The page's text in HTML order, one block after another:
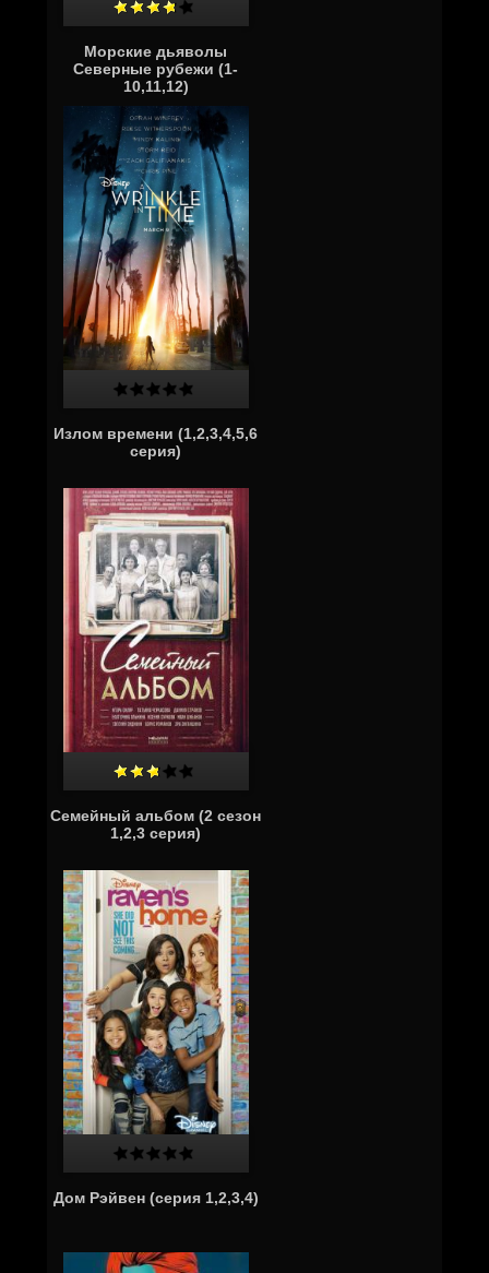
Морские дьяволы
Северные рубежи (1-
10,11,12)
Излом времени (1,2,3,4,5,6
серия)
Семейный альбом (2 сезон
1,2,3 серия)
Дом Рэйвен (серия 1,2,3,4)